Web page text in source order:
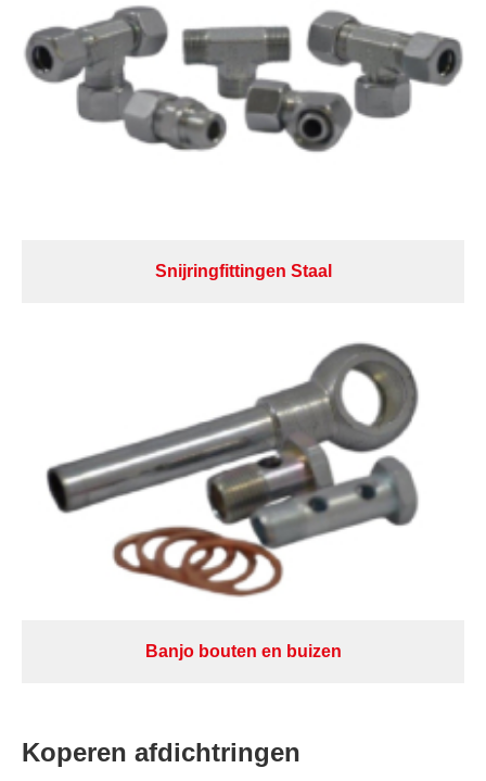
Snijringfittingen Staal
Banjo bouten en buizen
Koperen afdichtringen